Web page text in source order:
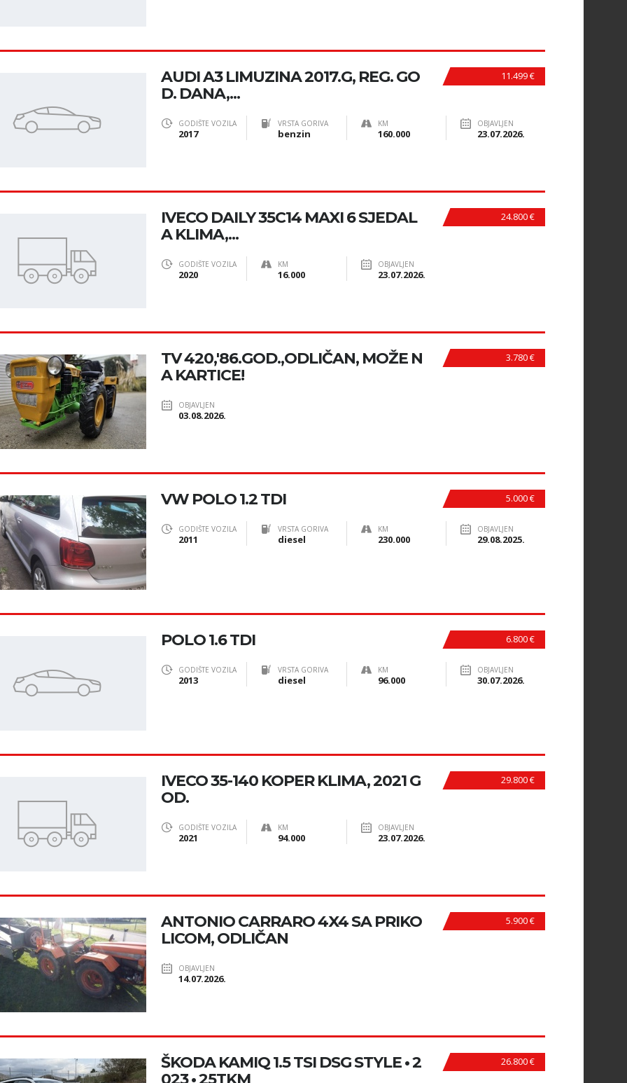
11.499 €
AUDI A3 LIMUZINA 2017.G, REG. GO
D. DANA,...
GODIŠTE VOZILA
2017
VRSTA GORIVA
benzin
KM
160.000
OBJAVLJEN
23.07.2026.
24.800 €
IVECO DAILY 35C14 MAXI 6 SJEDAL
A KLIMA,...
GODIŠTE VOZILA
2020
KM
16.000
OBJAVLJEN
23.07.2026.
3.780 €
TV 420,'86.GOD.,ODLIČAN, MOŽE N
A KARTICE!
OBJAVLJEN
03.08.2026.
5.000 €
VW POLO 1.2 TDI
GODIŠTE VOZILA
2011
VRSTA GORIVA
diesel
KM
230.000
OBJAVLJEN
29.08.2025.
6.800 €
POLO 1.6 TDI
GODIŠTE VOZILA
2013
VRSTA GORIVA
diesel
KM
96.000
OBJAVLJEN
30.07.2026.
29.800 €
IVECO 35-140 KOPER KLIMA, 2021 G
OD.
GODIŠTE VOZILA
2021
KM
94.000
OBJAVLJEN
23.07.2026.
5.900 €
ANTONIO CARRARO 4X4 SA PRIKO
LICOM, ODLIČAN
OBJAVLJEN
14.07.2026.
26.800 €
ŠKODA KAMIQ 1.5 TSI DSG STYLE • 2
023 • 25TKM